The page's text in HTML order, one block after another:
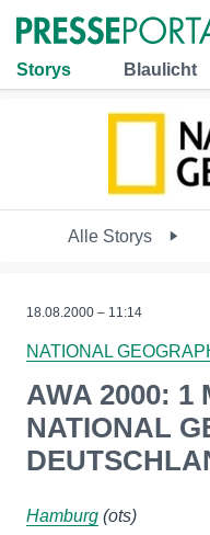
Storys Blaulicht
Alle Storys
18.08.2000 – 11:14
NATIONAL
AWA 2000:
NATIONAL
Hamburg (ots)